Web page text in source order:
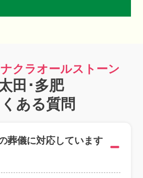
クラオールストーン
田･多肥
ある質問
葬儀に対応しています